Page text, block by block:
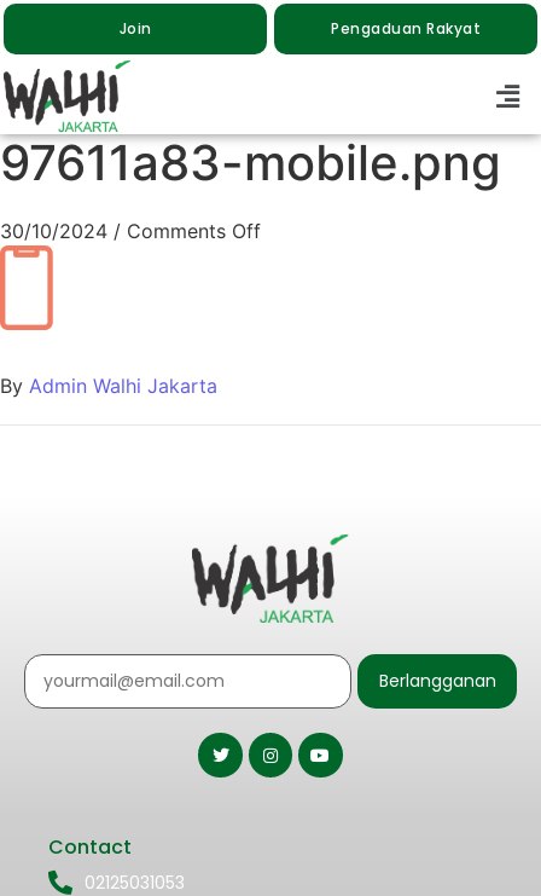
Join Pengaduan Rakyat
97611a83-mobile.png
30/10/2024 / Comments Off
By Admin Walhi Jakarta
Berlangganan
Contact
02125031053